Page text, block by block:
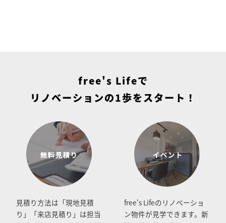
free's Lifeで
リノベーションの1歩をスタート！
見積り方法は「現地見積
り」「来店見積り」は担当
free's Lifeのリノベーショ
ン物件が見学できます。新